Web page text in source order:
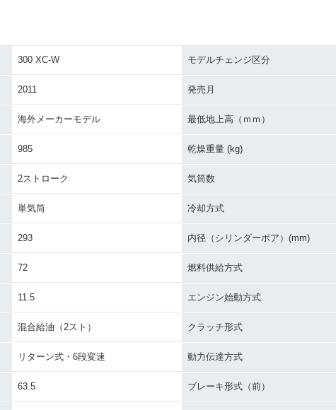
300 XC-W モデルチェンジ区分
2011 発売月
海外メーカーモデル 最低地上高（ｍｍ）
985 乾燥重量 (kg)
2ストローク 気筒数
単気筒 冷却方式
293 内径（シリンダーボア）(mm)
72 燃料供給方式
11.5 エンジン始動方式
混合給油（2スト） クラッチ形式
リターン式・6段変速 動力伝達方式
63.5 ブレーキ形式（前）